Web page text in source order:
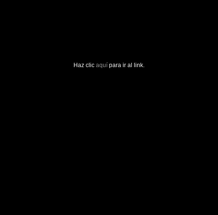
Haz clic aquí para ir al link.